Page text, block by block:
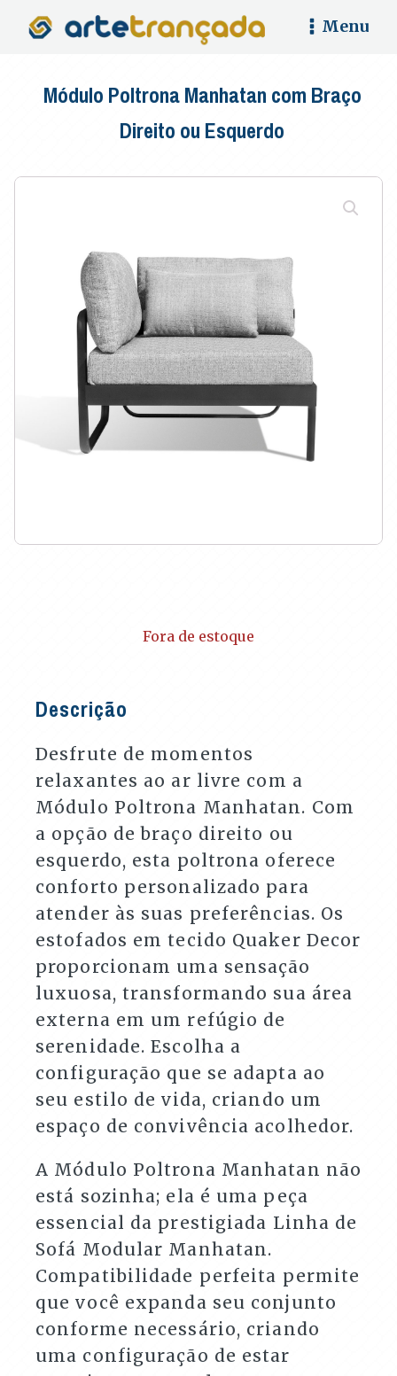
Menu
Módulo Poltrona Manhatan com Braço
Direito ou Esquerdo
Fora de estoque
Descrição
Desfrute de momentos
relaxantes ao ar livre com a
Módulo Poltrona Manhatan. Com
a opção de braço direito ou
esquerdo, esta poltrona oferece
conforto personalizado para
atender às suas preferências. Os
estofados em tecido Quaker Decor
proporcionam uma sensação
luxuosa, transformando sua área
externa em um refúgio de
serenidade. Escolha a
configuração que se adapta ao
seu estilo de vida, criando um
espaço de convivência acolhedor.
A Módulo Poltrona Manhatan não
está sozinha; ela é uma peça
essencial da prestigiada Linha de
Sofá Modular Manhatan.
Compatibilidade perfeita permite
que você expanda seu conjunto
conforme necessário, criando
uma configuração de estar